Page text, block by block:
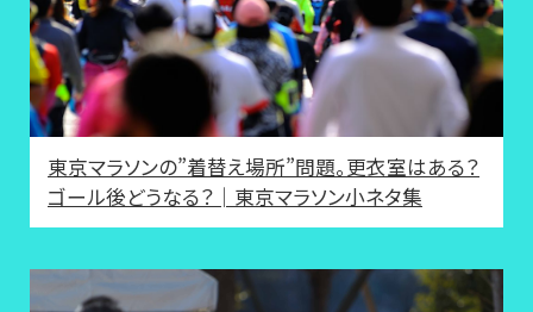
東京マラソンの”着替え場所”問題。更衣室はある？
ゴール後どうなる？│東京マラソン小ネタ集